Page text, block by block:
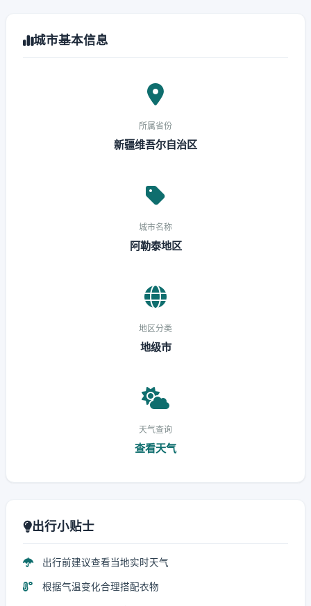
城市基本信息
所属省份
新疆维吾尔自治区
城市名称
阿勒泰地区
地区分类
地级市
天气查询
查看天气
出行小贴士
出行前建议查看当地实时天气
根据气温变化合理搭配衣物